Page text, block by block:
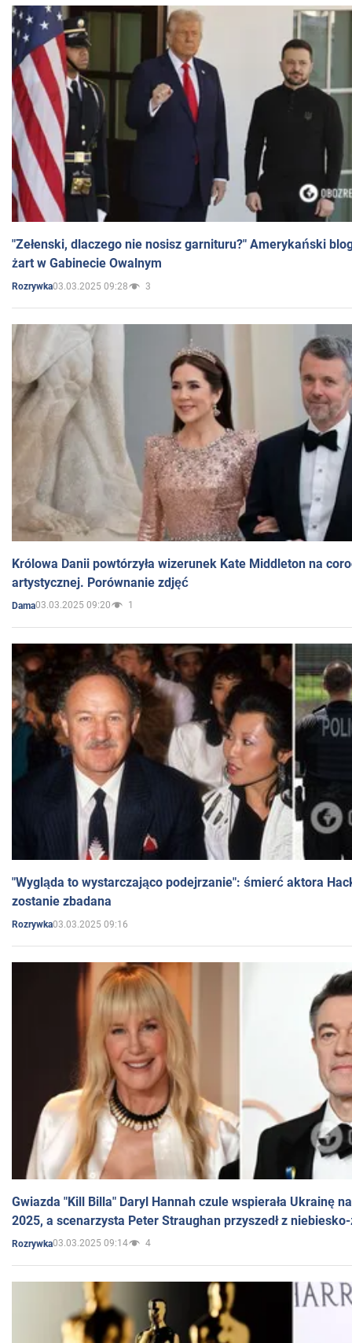
"Zełenski, dlaczego nie nosisz garnituru?" Amerykański
żart w Gabinecie Owalnym
Rozrywka03.03.2025 09:28 3
Królowa Danii powtórzyła wizerunek Kate Middleton na
artystycznej. Porównanie zdjęć
Dama03.03.2025 09:20 1
"Wygląda to wystarczająco podejrzanie": śmierć aktora
zostanie zbadana
Rozrywka03.03.2025 09:16
Gwiazda "Kill Billa" Daryl Hannah czule wspierała Ukrainę
2025, a scenarzysta Peter Straughan przyszedł z
Rozrywka03.03.2025 09:14 4